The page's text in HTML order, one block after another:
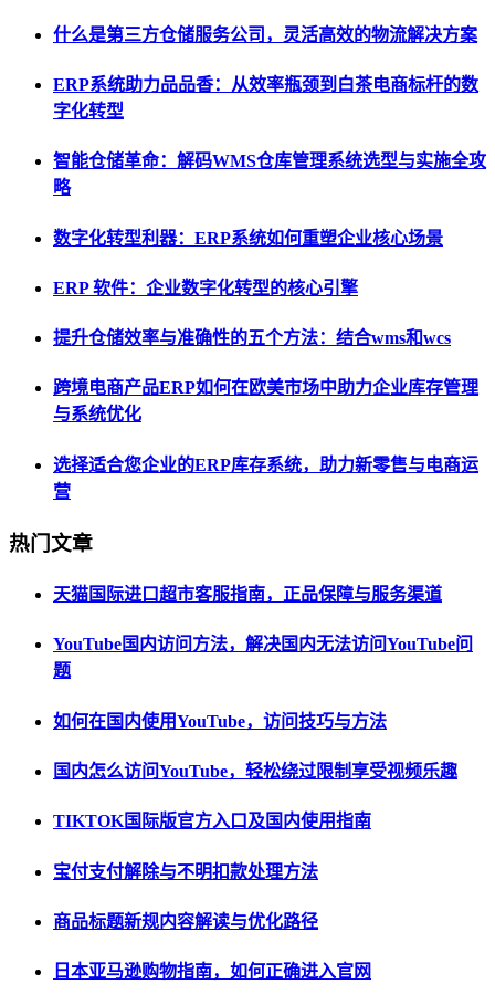
什么是第三方仓储服务公司，灵活高效的物流解决方案
ERP系统助力品品香：从效率瓶颈到白茶电商标杆的数
字化转型
智能仓储革命：解码WMS仓库管理系统选型与实施全攻
略
数字化转型利器：ERP系统如何重塑企业核心场景
ERP 软件：企业数字化转型的核心引擎
提升仓储效率与准确性的五个方法：结合wms和wcs
跨境电商产品ERP如何在欧美市场中助力企业库存管理
与系统优化
选择适合您企业的ERP库存系统，助力新零售与电商运
营
热门文章
天猫国际进口超市客服指南，正品保障与服务渠道
YouTube国内访问方法，解决国内无法访问YouTube问
题
如何在国内使用YouTube，访问技巧与方法
国内怎么访问YouTube，轻松绕过限制享受视频乐趣
TIKTOK国际版官方入口及国内使用指南
宝付支付解除与不明扣款处理方法
商品标题新规内容解读与优化路径
日本亚马逊购物指南，如何正确进入官网